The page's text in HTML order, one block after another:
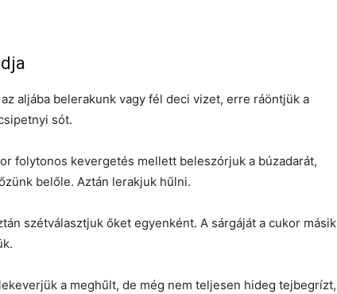
aljába belerakunk vagy fél deci vizet, erre ráöntjük a
sót.
folytonos kevergetés mellett beleszórjuk a búzadarát,
belőle. Aztán lerakjuk hűlni.
szétválasztjuk őket egyenként. A sárgáját a cukor másik
a meghűlt, de még nem teljesen hideg tejbegrízt,